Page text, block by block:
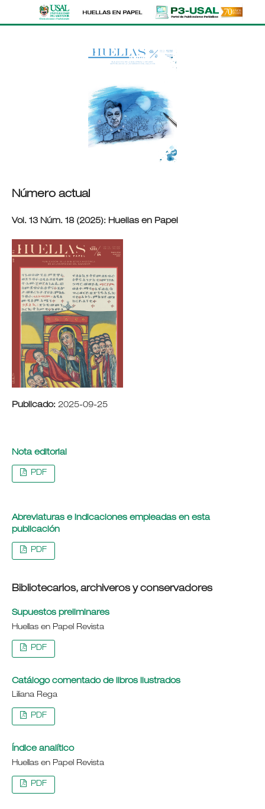
Número actual
Vol. 13 Núm. 18 (2025): Huellas en Papel
Publicado: 2025-09-25
Nota editorial
PDF
Abreviaturas e indicaciones empleadas en esta
publicación
PDF
Bibliotecarios, archiveros y conservadores
Supuestos preliminares
Huellas en Papel Revista
PDF
Catálogo comentado de libros ilustrados
Liliana Rega
PDF
Índice analítico
Huellas en Papel Revista
PDF